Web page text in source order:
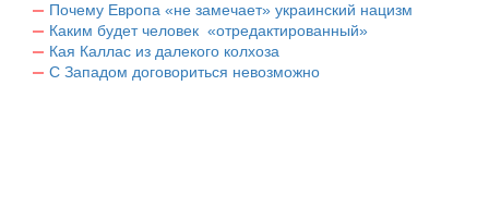
Почему Европа «не замечает» украинский нацизм
Каким будет человек «отредактированный»
Кая Каллас из далекого колхоза
С Западом договориться невозможно